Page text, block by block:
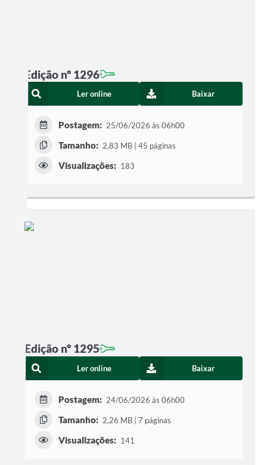
Edição nº 1296
Ler online Baixar
Postagem: 25/06/2026 às 06h00
Tamanho: 2,83 MB | 45 páginas
Visualizações: 183
Edição nº 1295
Ler online Baixar
Postagem: 24/06/2026 às 06h00
Tamanho: 2,26 MB | 7 páginas
Visualizações: 141